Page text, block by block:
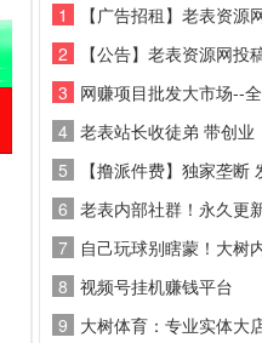
1
【广告招租】老表资源
2
【公告】老表资源网投
3 网赚项目批发大市场--
4 老表站长收徒弟 带创业
5
【撸派件费】独家垄断
6 老表内部社群！永久更
7 自己玩球别瞎蒙！大树
8 视频号挂机赚钱平台
9 大树体育：专业实体大